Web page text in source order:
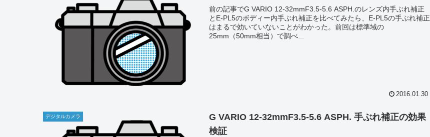
前の記事でG VARIO 12-32mmF3.5-5.6 ASPH.のレンズ内手ぶれ補正
とE-PL5のボディー内手ぶれ補正を比べてみたら、E-PL5の手ぶれ補正
はまるで効いていないことがわかった。前回は標準域の
25mm（50mm相当）で調べ...
2016.01.30
デジタルカメラ
G VARIO 12-32mmF3.5-5.6 ASPH. 手ぶれ補正の効果
検証